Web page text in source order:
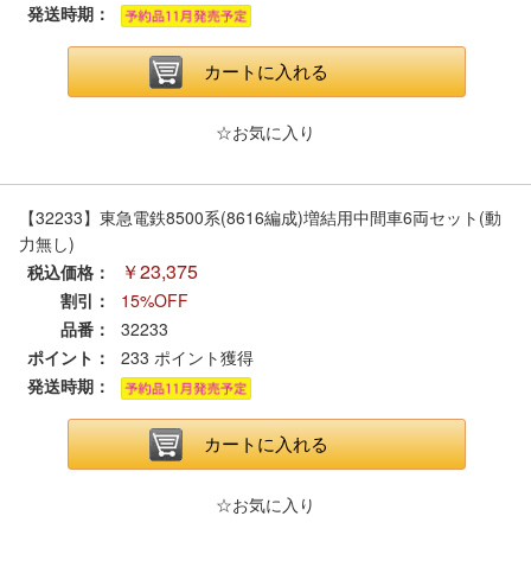
走行エリア別 鉄道模型車両リスト
北海道・東北 関東
中国・四国 九州・沖縄
お役立ち情報
鉄道模型の情報
メルマガ登録 LINEお友達登録
発送時期：
カートに入れる
☆お気に入り
【32233】東急電鉄8500系(8616編成)増結用中間車6両セット(動
力無し)
税込価格：
￥23,375
割引：
15%OFF
品番：
32233
ポイント：
233 ポイント獲得
発送時期：
カートに入れる
☆お気に入り